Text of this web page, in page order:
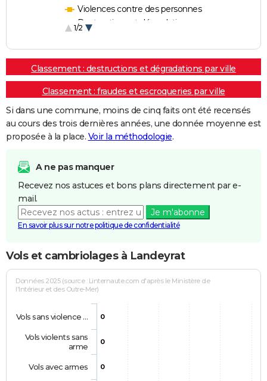
Violences contre des personnes
Destructions et dégradations
1/2
Classement : destructions et dégradations par ville
Classement : fraudes et escroqueries par ville
Si dans une commune, moins de cinq faits ont été recensés
au cours des trois dernières années, une donnée moyenne est
proposée à la place. Voir la méthodologie.
A ne pas manquer
Recevez nos astuces et bons plans directement par e-
mail.
Je m'abonne
En savoir plus sur notre politique de confidentialité
Vols et cambriolages à Landeyrat
Données 2025 (source : Linternaute.com d'après le Ministère de
l'Intérieur et des Outre-Mer)
0
0
0
Vols sans violence …
Vols violents sans
arme
Vols avec armes